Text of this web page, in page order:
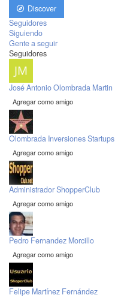
Discover
Seguidores
Siguiendo
Gente a seguir
Seguidores
José Antonio Olombrada Martin
Agregar como amigo
Olombrada Inversiones Startups
Agregar como amigo
Administrador ShopperClub
Agregar como amigo
Pedro Fernandez Morcillo
Agregar como amigo
Felipe Martínez Fernández